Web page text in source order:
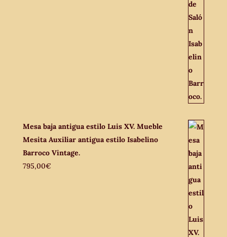
Mesa baja antigua estilo Luis XV. Mueble
Mesita Auxiliar antigua estilo Isabelino
Barroco Vintage.
795,00€